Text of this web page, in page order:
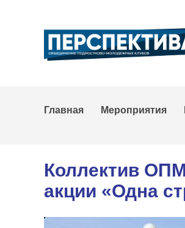
Главная Мероприятия
Коллектив
акции «Одна